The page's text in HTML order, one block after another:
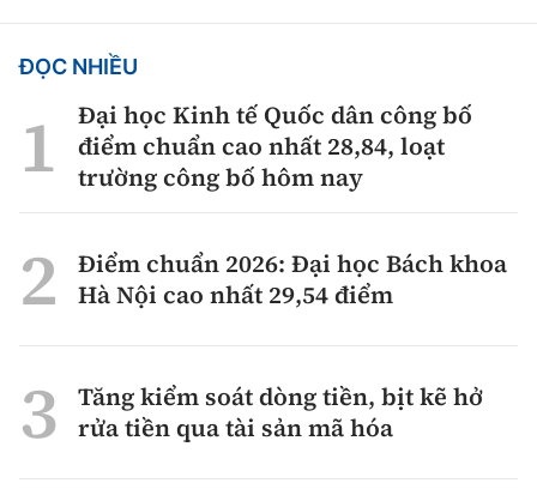
ĐỌC NHIỀU
Đại học Kinh tế Quốc dân công bố
điểm chuẩn cao nhất 28,84, loạt
trường công bố hôm nay
Điểm chuẩn 2026: Đại học Bách khoa
Hà Nội cao nhất 29,54 điểm
Tăng kiểm soát dòng tiền, bịt kẽ hở
rửa tiền qua tài sản mã hóa